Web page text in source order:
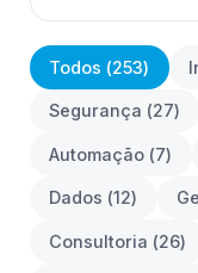
Todos (253)
Segurança (27)
Automação (7)
Dados (12)
Consultoria (26)